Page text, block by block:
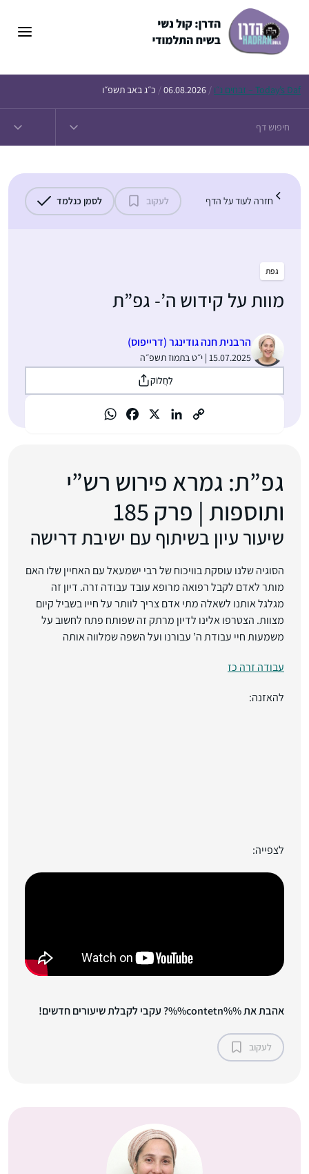
Today’s Daf – זבחים נ״ו /
06.08.2026
/ כ״ג באב תשפ״ו
חזרה לעוד על הדף לעקוב לסמן כנלמד
גפת
מוות על קידוש ה’- גפ”ת
הרבנית חנה גודינגר (דרייפוס)
15.07.2025 | י״ט בתמוז תשפ״ה
לַחֲלוֹק
גפ”ת: גמרא פירוש רש”י
ותוספות | פרק 185
שיעור עיון בשיתוף עם ישיבת דרישה
הסוגיה שלנו עוסקת בוויכוח של רבי ישמעאל עם האחיין שלו האם
מותר לאדם לקבל רפואה מרופא עובד עבודה זרה. דיון זה
מגלגל אותנו לשאלה מתי אדם צריך לוותר על חייו בשביל קיום
מצוות. הצטרפו אלינו לדיון מרתק זה שפותח פתח לחשוב על
משמעות חיי עבודת ה’ עבורנו ועל השפה שמלווה אותה
עבודה זרה כז
להאזנה:
לצפייה:
אהבת את %%contetn%%? עקבי לקבלת שיעורים חדשים!
לעקוב